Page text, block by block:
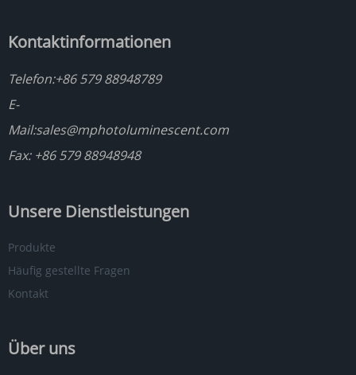
Kontaktinformationen
Telefon:+86 579 88948789
E-
Mail:sales@mphotoluminescent.com
Fax: +86 579 88948948
Unsere Dienstleistungen
Produkte
Häufig gestellte Fragen
Kontakt
Über uns